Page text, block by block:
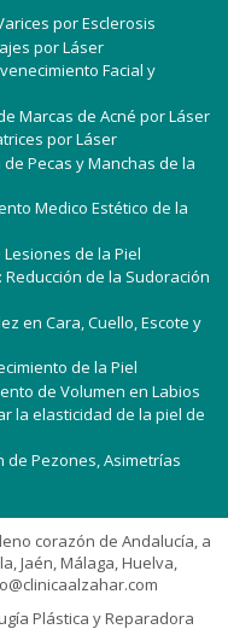
por Esclerosis
por Láser
Facial y
Marcas de Acné por Láser
por Láser
de Pecas y Manchas de la
Medico Estético de la
Lesiones de la Piel
: Reducción de la Sudoración
en Cara, Cuello, Escote y
de la Piel
de Volumen en Labios
la elasticidad de la piel de
de Pezones, Asimetrías
corazón de Andalucía, a
Jaén, Málaga, Huelva,
Plástica y Reparadora